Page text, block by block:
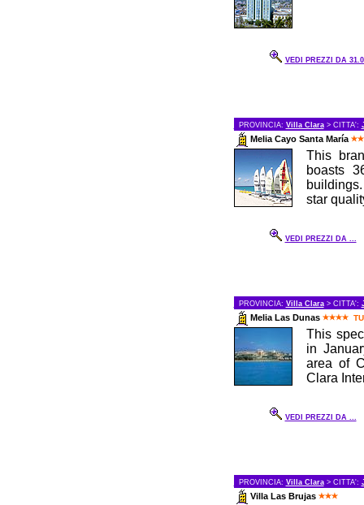
VEDI PREZZI DA
PROVINCIA: Villa Clara> CITTA':
Melia Cayo Santa María
This
boasts
star
VEDI PREZZI DA ...
PROVINCIA: Villa Clara> CITTA':
Melia Las Dunas
This
in
area of
Clara
VEDI PREZZI DA ...
PROVINCIA: Villa Clara> CITTA':
Villa Las Brujas